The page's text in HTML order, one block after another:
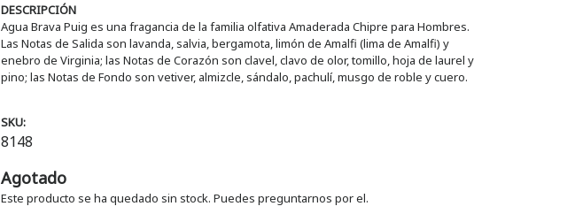
DESCRIPCIÓN
Agua Brava Puig es una fragancia de la familia olfativa Amaderada Chipre para Hombres.
Las Notas de Salida son lavanda, salvia, bergamota, limón de Amalfi (lima de Amalfi) y
enebro de Virginia; las Notas de Corazón son clavel, clavo de olor, tomillo, hoja de laurel y
pino; las Notas de Fondo son vetiver, almizcle, sándalo, pachulí, musgo de roble y cuero.
SKU:
8148
Agotado
Este producto se ha quedado sin stock. Puedes preguntarnos por el.